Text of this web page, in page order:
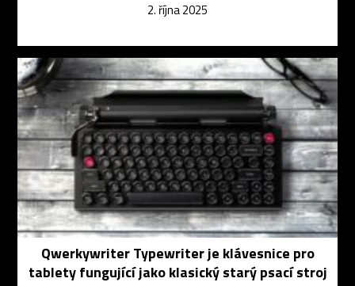
2. října 2025
Qwerkywriter Typewriter je klávesnice pro
tablety fungující jako klasický starý psací stroj